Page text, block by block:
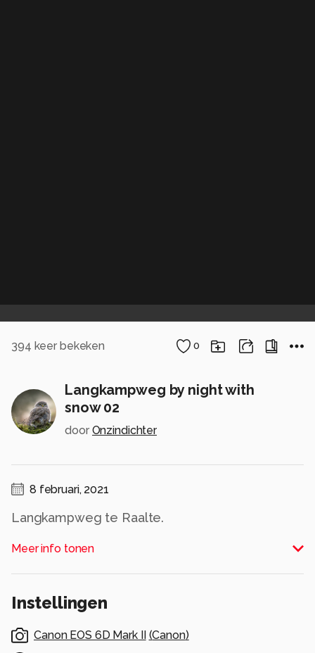
394 keer bekeken 0
Langkampweg by night with
snow 02
door Onzindichter
8 februari, 2021
Langkampweg te Raalte.
Meer info tonen
Instellingen
Canon EOS 6D Mark II (Canon)